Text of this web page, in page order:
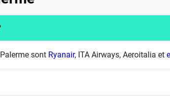
sont Ryanair, ITA Airways, Aeroitalia et